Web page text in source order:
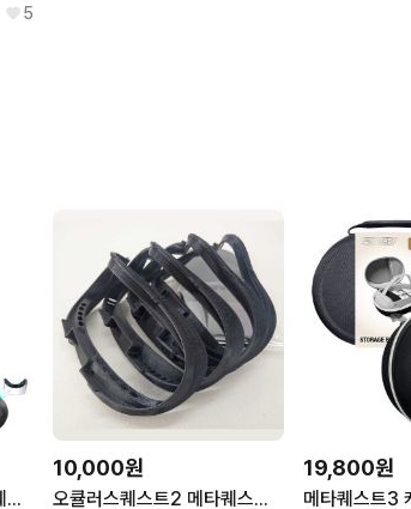
5
세상의모든제품 오큘러스퀘스트2 메타퀘스트2 3 3S 가죽 안면폼 김서림방지 빛샘방지
10,000원
오큘러스퀘스트2 메타퀘스트2 안면폼 흑어환기 한국형 와사비 V2
19,800원